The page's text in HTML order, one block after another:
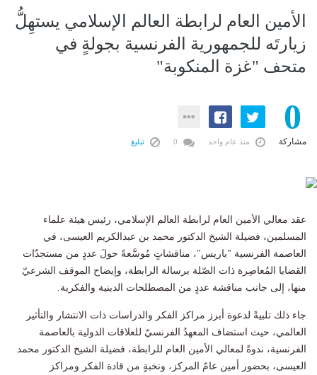
الأمين العام لرابطة العالم الإسلامي يستهِلُّ
زيارتَه للجمهورية الفرنسية بجولةٍ في
متحف "غزة المنكوبة"
0
مشاركة منذ عام واحد تبليغ
عقد معالي الأمين العام لرابطة العالم الإسلامي، رئيس هيئة علماء
المسلمين، فضيلة الشيخ الدكتور محمد بن عبدالكريم العيسى، في
العاصمة الفرنسية "باريس"، مناقشاتٍ مُوسَّعةً حولَ عددٍ من مستجدّات
القضايا المُعاصِرة ذات الصّلة برسالة الرابطة، وإيضاح الموقف الشرعيّ
منها، إلى جانب مناقشة عددٍ من المصطلحات الدينية والفكرية.
جاء ذلك تلبيةً لدعوة أبرز مراكز الفكر والدراسات ذات الانتشار والتأثير
العالمي، حيث استضاف المعهدُ الفرنسيّ للعلاقات الدولية بالعاصمة
الفرنسية، ندوةً لمعالي الأمين العام للرابطة، فضيلة الشيخ الدكتور محمد
العيسى، بحضور أمين عامّ المركز، ونخبةٍ من قادة الفكر ومراكز